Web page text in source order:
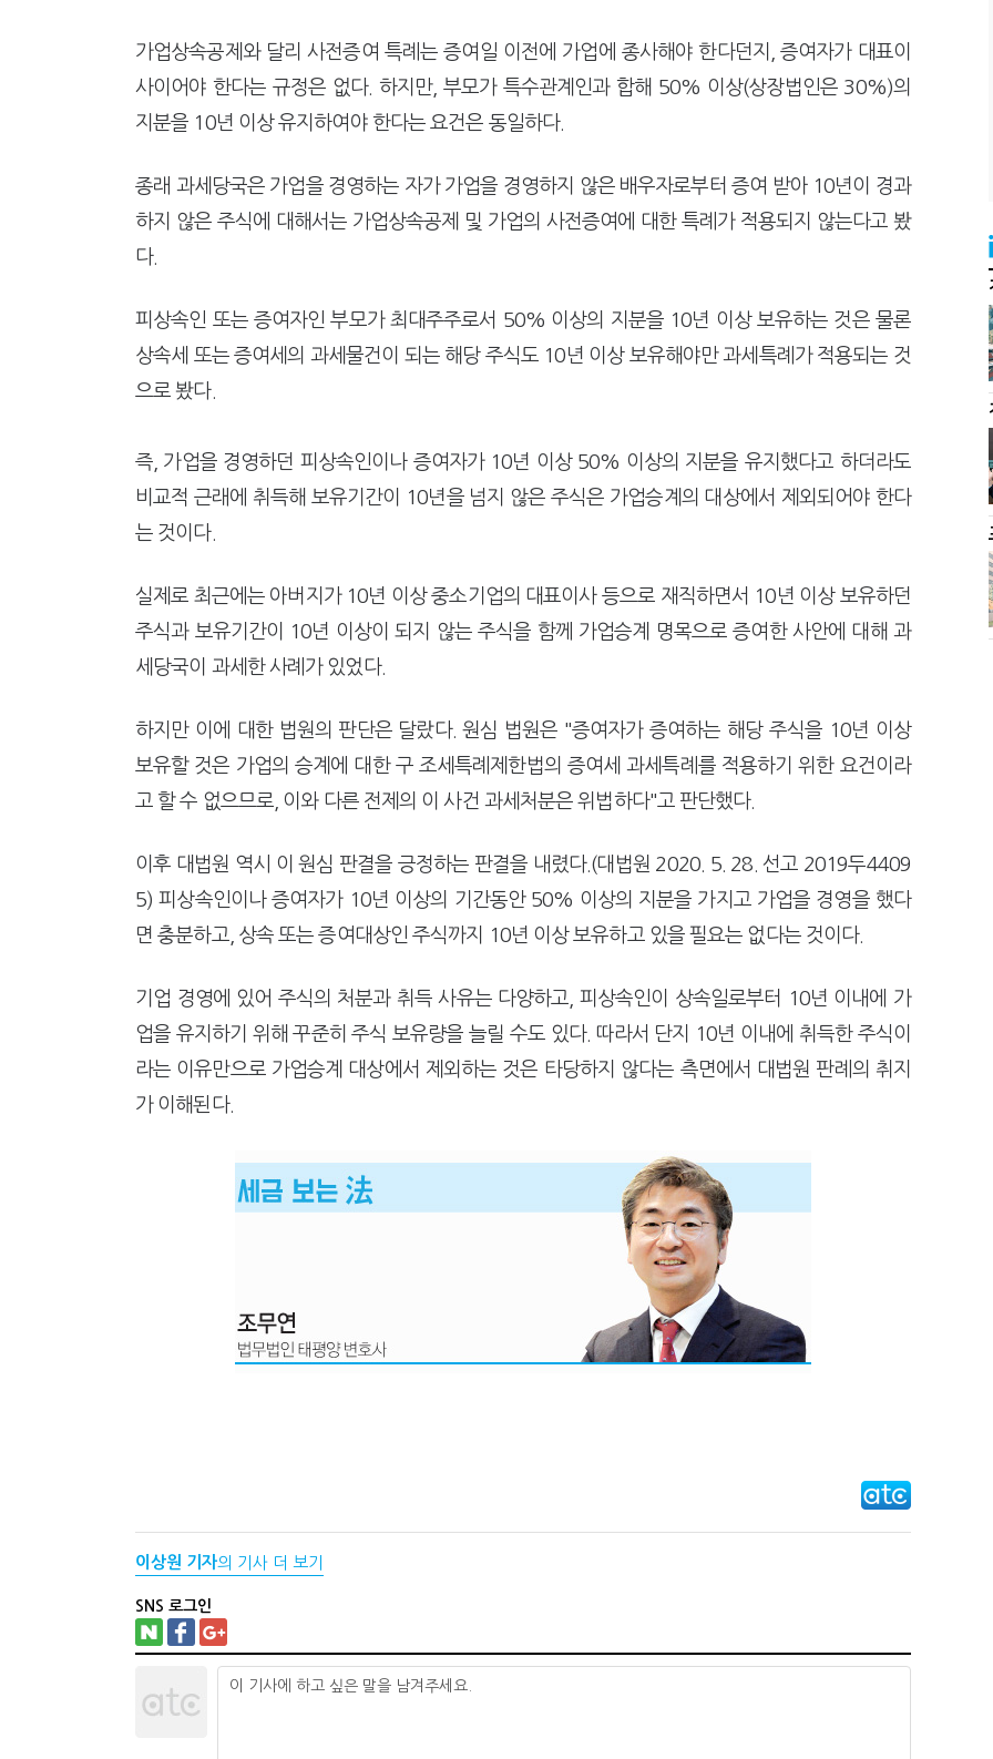
가업상속공제와 달리 사전증여 특례는 증여일 이전에 가업에 종사해야 한다던지, 증여자가 대표이
사이어야 한다는 규정은 없다. 하지만, 부모가 특수관계인과 합해 50% 이상(상장법인은 30%)의
지분을 10년 이상 유지하여야 한다는 요건은 동일하다.
종래 과세당국은 가업을 경영하는 자가 가업을 경영하지 않은 배우자로부터 증여 받아 10년이 경과
하지 않은 주식에 대해서는 가업상속공제 및 가업의 사전증여에 대한 특례가 적용되지 않는다고 봤
다.
피상속인 또는 증여자인 부모가 최대주주로서 50% 이상의 지분을 10년 이상 보유하는 것은 물론
상속세 또는 증여세의 과세물건이 되는 해당 주식도 10년 이상 보유해야만 과세특례가 적용되는 것
으로 봤다.
즉, 가업을 경영하던 피상속인이나 증여자가 10년 이상 50% 이상의 지분을 유지했다고 하더라도
비교적 근래에 취득해 보유기간이 10년을 넘지 않은 주식은 가업승계의 대상에서 제외되어야 한다
는 것이다.
실제로 최근에는 아버지가 10년 이상 중소기업의 대표이사 등으로 재직하면서 10년 이상 보유하던
주식과 보유기간이 10년 이상이 되지 않는 주식을 함께 가업승계 명목으로 증여한 사안에 대해 과
세당국이 과세한 사례가 있었다.
하지만 이에 대한 법원의 판단은 달랐다. 원심 법원은 "증여자가 증여하는 해당 주식을 10년 이상
보유할 것은 가업의 승계에 대한 구 조세특례제한법의 증여세 과세특례를 적용하기 위한 요건이라
고 할 수 없으므로, 이와 다른 전제의 이 사건 과세처분은 위법하다"고 판단했다.
이후 대법원 역시 이 원심 판결을 긍정하는 판결을 내렸다.(대법원 2020. 5. 28. 선고 2019두4409
5) 피상속인이나 증여자가 10년 이상의 기간동안 50% 이상의 지분을 가지고 가업을 경영을 했다
면 충분하고, 상속 또는 증여대상인 주식까지 10년 이상 보유하고 있을 필요는 없다는 것이다.
기업 경영에 있어 주식의 처분과 취득 사유는 다양하고, 피상속인이 상속일로부터 10년 이내에 가
업을 유지하기 위해 꾸준히 주식 보유량을 늘릴 수도 있다. 따라서 단지 10년 이내에 취득한 주식이
라는 이유만으로 가업승계 대상에서 제외하는 것은 타당하지 않다는 측면에서 대법원 판례의 취지
가 이해된다.
이상원 기자의 기사 더 보기
SNS 로그인